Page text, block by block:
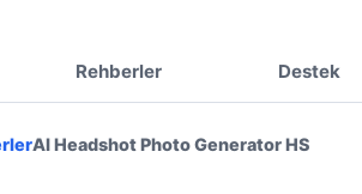
Rehberler Destek
AI Headshot Photo Generator HS